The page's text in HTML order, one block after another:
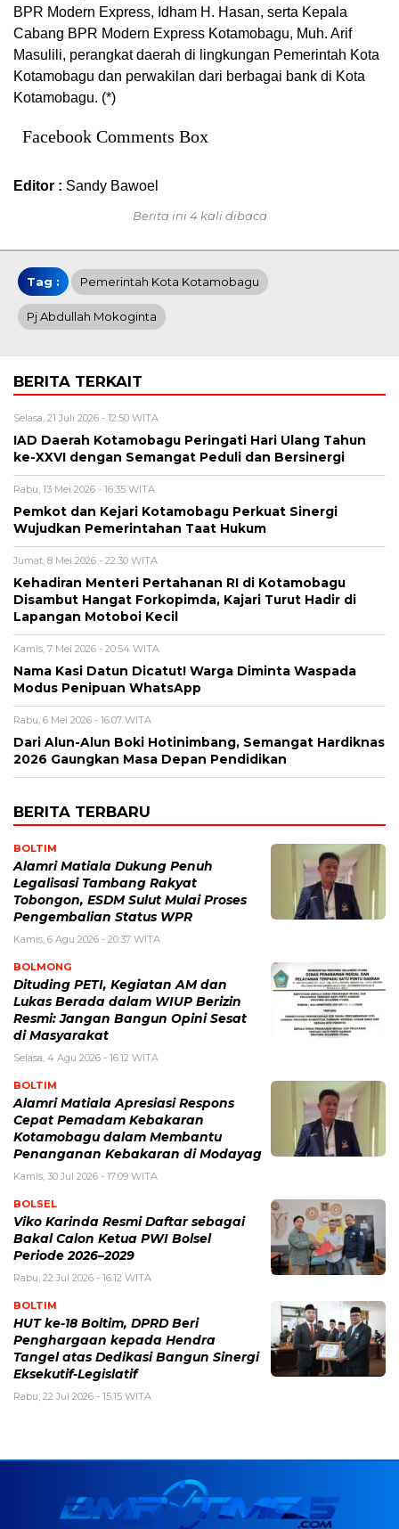
BPR Modern Express, Idham H. Hasan, serta Kepala
Cabang BPR Modern Express Kotamobagu, Muh. Arif
Masulili, perangkat daerah di lingkungan Pemerintah Kota
Kotamobagu dan perwakilan dari berbagai bank di Kota
Kotamobagu. (*)
Facebook Comments Box
Editor : Sandy Bawoel
Berita ini 4 kali dibaca
Tag : Pemerintah Kota Kotamobagu
Pj Abdullah Mokoginta
BERITA TERKAIT
Selasa, 21 Juli 2026 - 12:50 WITA
IAD Daerah Kotamobagu Peringati Hari Ulang Tahun
ke-XXVI dengan Semangat Peduli dan Bersinergi
Rabu, 13 Mei 2026 - 16:35 WITA
Pemkot dan Kejari Kotamobagu Perkuat Sinergi
Wujudkan Pemerintahan Taat Hukum
Jumat, 8 Mei 2026 - 22:30 WITA
Kehadiran Menteri Pertahanan RI di Kotamobagu
Disambut Hangat Forkopimda, Kajari Turut Hadir di
Lapangan Motoboi Kecil
Kamis, 7 Mei 2026 - 20:54 WITA
Nama Kasi Datun Dicatut! Warga Diminta Waspada
Modus Penipuan WhatsApp
Rabu, 6 Mei 2026 - 16:07 WITA
Dari Alun-Alun Boki Hotinimbang, Semangat Hardiknas
2026 Gaungkan Masa Depan Pendidikan
BERITA TERBARU
BOLTIM
Alamri Matiala Dukung Penuh
Legalisasi Tambang Rakyat
Tobongon, ESDM Sulut Mulai Proses
Pengembalian Status WPR
Kamis, 6 Agu 2026 - 20:37 WITA
BOLMONG
Dituding PETI, Kegiatan AM dan
Lukas Berada dalam WIUP Berizin
Resmi: Jangan Bangun Opini Sesat
di Masyarakat
Selasa, 4 Agu 2026 - 16:12 WITA
BOLTIM
Alamri Matiala Apresiasi Respons
Cepat Pemadam Kebakaran
Kotamobagu dalam Membantu
Penanganan Kebakaran di Modayag
Kamis, 30 Jul 2026 - 17:09 WITA
BOLSEL
Viko Karinda Resmi Daftar sebagai
Bakal Calon Ketua PWI Bolsel
Periode 2026–2029
Rabu, 22 Jul 2026 - 16:12 WITA
BOLTIM
HUT ke-18 Boltim, DPRD Beri
Penghargaan kepada Hendra
Tangel atas Dedikasi Bangun Sinergi
Eksekutif-Legislatif
Rabu, 22 Jul 2026 - 15:15 WITA